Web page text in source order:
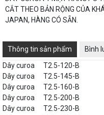
CẮT THEO BẢN RỘNG CỦA
JAPAN, HÀNG CÓ SẴN.
Thông tin sản phẩm
Bình
Dây curoa
T2.5-120-B
Dây curoa
T2.5-145-B
Dây curoa
T2.5-160-B
Dây curoa
T2.5-200-B
Dây curoa
T2.5-230-B